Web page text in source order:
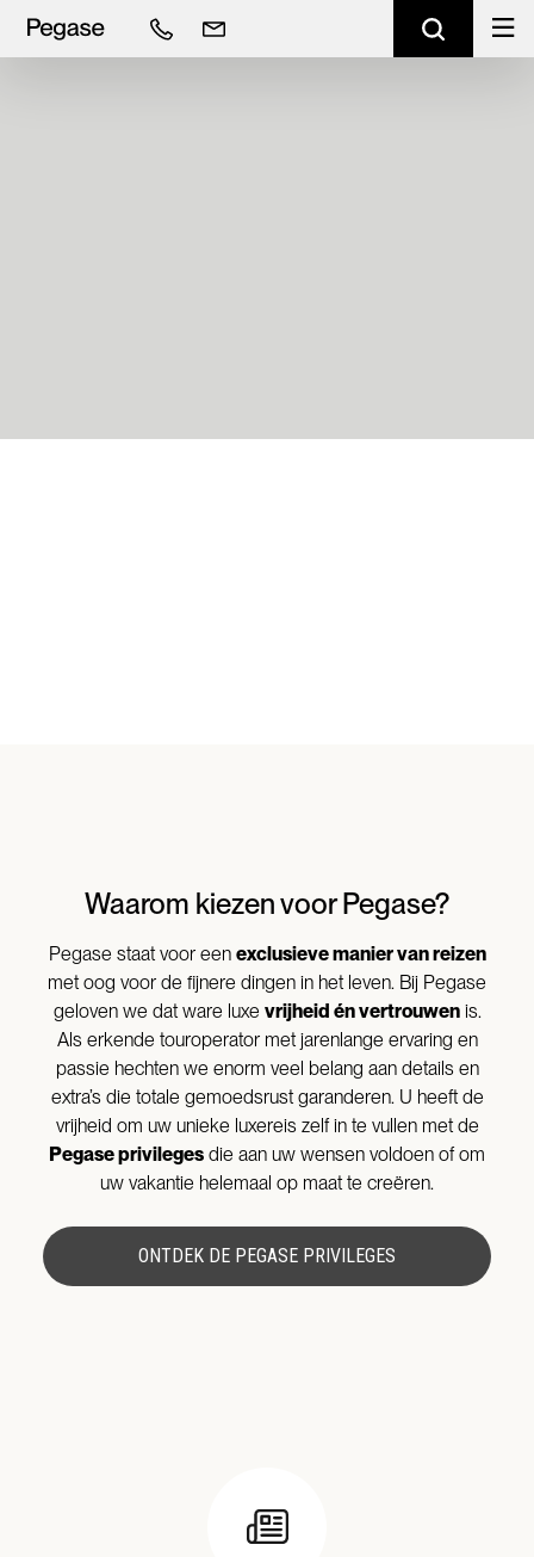
Waarom kiezen voor Pegase?
Pegase staat voor een exclusieve manier van reizen
met oog voor de fijnere dingen in het leven. Bij Pegase
geloven we dat ware luxe vrijheid én vertrouwenis.
Als erkende touroperator met jarenlange ervaring en
passie hechten we enorm veel belang aan details en
extra’s die totale gemoedsrust garanderen. U heeft de
vrijheid om uw unieke luxereis zelf in te vullen met de
Pegase privileges die aan uw wensen voldoen of om
uw vakantie helemaal op maat te creëren.
ONTDEK DE PEGASE PRIVILEGES